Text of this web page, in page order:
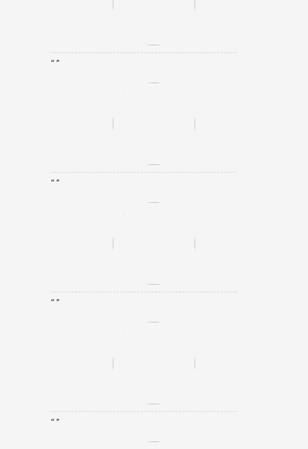
“ ”
“ ”
“ ”
“ ”